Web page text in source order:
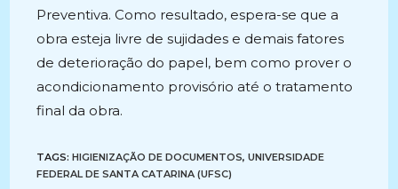
Preventiva. Como resultado, espera-se que a
obra esteja livre de sujidades e demais fatores
de deterioração do papel, bem como prover o
acondicionamento provisório até o tratamento
final da obra.
TAGS:HIGIENIZAÇÃO DE DOCUMENTOS, UNIVERSIDADE
FEDERAL DE SANTA CATARINA (UFSC)